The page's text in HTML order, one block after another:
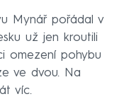
Mynář pořádal v
už jen kroutili
omezení pohybu
ve dvou. Na
víc.